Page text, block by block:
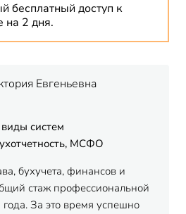
бесплатный доступ к
на 2 дня.
Евгеньевна
систем
МСФО
бухучета, финансов и
стаж профессиональной
За это время успешно